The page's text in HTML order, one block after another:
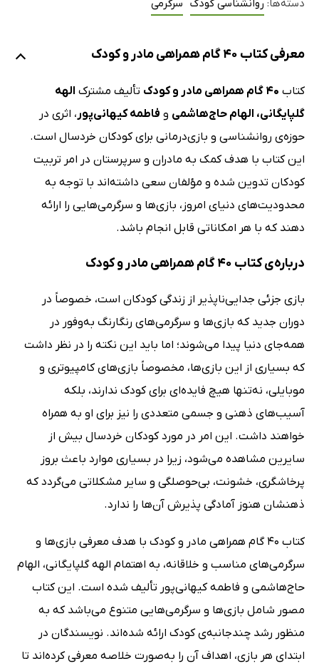
دسته‌ها: روانشناسی کودک سرگرمی
معرفی کتاب 40 گام همراهی مادر و کودک
کتاب 40 گام همراهی مادر و کودک تألیف مشترک الهه
گلپایگانی، الهام حاج‌‌هاشمی و فاطمه کیهانی‌پور، اثری در
حوزه‌ی روانشناسی و بازی‌درمانی‌ برای کودکان خردسال است.
این کتاب با هدف کمک به مادران و سرپرستان در امر تربیت
کودکان تدوین شده و مؤلفان سعی داشته‌اند با توجه به
محدودیت‌های دنیای امروز، بازی‌ها و سرگرمی‌هایی را ارائه
دهند که با هر امکاناتی قابل انجام باشد.
درباره‌ی کتاب 40 گام همراهی مادر و کودک
بازی جزئی جدایی‌ناپذیر از زندگی کودکان است، خصوصاً در
دوران جدید که بازی‌ها و سرگرمی‌های رنگارنگ به‌وفور در
همه‌جای دنیا پیدا می‌شوند؛ اما باید این نکته را در نظر داشت
که بسیاری از این بازی‌ها، مخصوصاً بازی‌های کامپیوتری و
موبایلی، نه‌تنها هیچ فایده‌ای برای کودک ندارند، بلکه
آسیب‌های ذهنی و جسمی متعددی را نیز برای او به همراه
خواهند داشت. این امر در مورد کودکان خردسال بیش از
سایرین مشاهده می‌شود، زیرا در بسیاری موارد باعث بروز
پرخاشگری، خشونت، بی‌حوصلگی و سایر مشکلاتی می‌گردد که
ذهنشان هنوز آمادگی پذیرش آن‌ها را ندارد.
کتاب 40 گام همراهی مادر و کودک با هدف معرفی بازی‌ها و
سرگرمی‌های مناسب و خلاقانه، به اهتمام الهه گلپایگانی، الهام
حاج‌‌هاشمی و فاطمه کیهانی‌پور تألیف شده است. این کتاب
مصور شامل بازی‌ها و سرگرمی‌هایی متنوع می‌باشد که به
منظور رشد چندجانبه‌ی کودک ارائه شده‌اند. نویسندگان در
ابتدای هر بازی، اهداف آن را به‌صورت خلاصه معرفی کرده‌اند تا